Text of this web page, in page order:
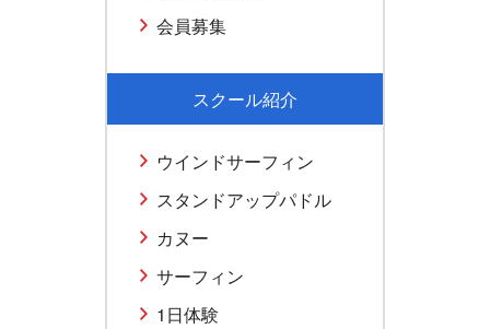
会員募集
スクール紹介
ウインドサーフィン
スタンドアップパドル
カヌー
サーフィン
1日体験